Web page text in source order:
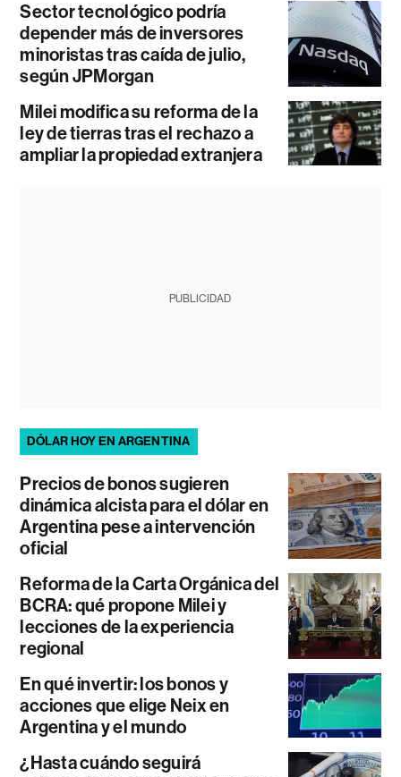
Sector tecnológico podría
depender más de inversores
minoristas tras caída de julio,
según JPMorgan
Milei modifica su reforma de la
ley de tierras tras el rechazo a
ampliar la propiedad extranjera
PUBLICIDAD
DÓLAR HOY EN ARGENTINA
Precios de bonos sugieren
dinámica alcista para el dólar en
Argentina pese a intervención
oficial
Reforma de la Carta Orgánica del
BCRA: qué propone Milei y
lecciones de la experiencia
regional
En qué invertir: los bonos y
acciones que elige Neix en
Argentina y el mundo
¿Hasta cuándo seguirá